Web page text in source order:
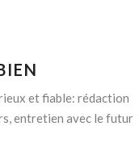
et fiable: rédaction
entretien avec le futur